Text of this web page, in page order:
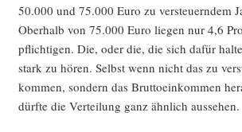
50.000 und 75.000 Euro zu ver­steu­ern­dem
Ober­halb von 75.000 Euro lie­gen nur 4,6
pflich­ti­gen. Die, oder die, die sich dafür
stark zu hören. Selbst wenn nicht das zu
kom­men, son­dern das Brut­to­ein­kom­men
dürf­te die Ver­tei­lung ganz ähn­lich aussehen.